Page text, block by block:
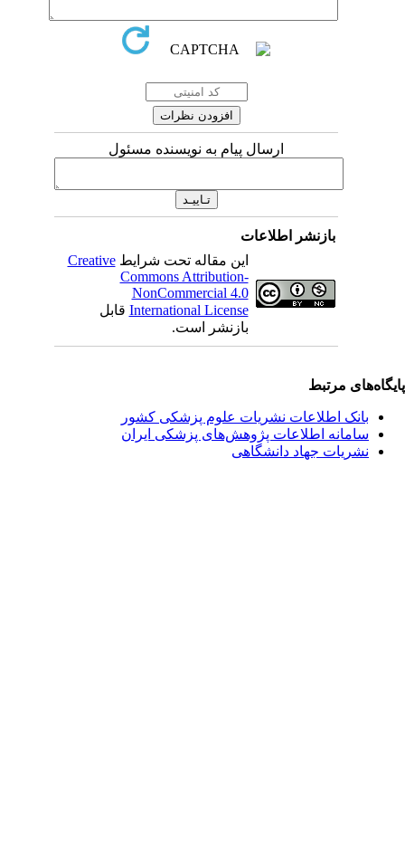
ارسال پیام به نویسنده مسئول
بازنشر اطلاعات
این مقاله تحت شرایطCreative
Commons Attribution-
NonCommercial 4.0
International Licenseقابل
بازنشر است.
مرتبط
بانک اطلاعات نشریات علوم پزشکی کشور
سامانه اطلاعات پژوهش‌های پزشکی ایران
نشریات جهاد دانشگاهی